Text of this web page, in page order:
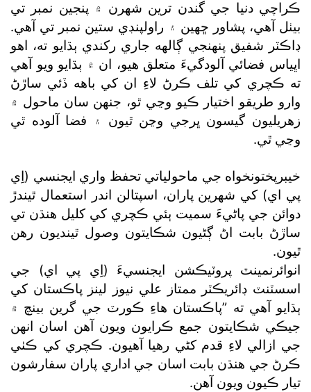
ڪراچي دنيا جي گندن ترين شهرن ۾ پنجين نمبر تي
بيٺل آهي، پشاور ڇهين ۽ راولپنڊي ستين نمبر تي آهي.
ڊاڪٽر شفيق پنهنجي ڳالهه جاري رکندي ٻڌايو ته، اهو
اڀياس فضائي آلودگيءَ متعلق هيو، ان ۾ ٻڌايو ويو آهي
ته ڪچري کي تلف ڪرڻ لاءِ ان کي باهه ڏئي ساڙڻ
وارو طريقو اختيار ڪيو وڃي ٿو، جنهن سان ماحول ۾
زهريليون گيسون ڀرجي وڃن ٿيون ۽ فضا آلوده ٿي
وڃي ٿي.
خيبرپختونخواه جي ماحولياتي تحفظ واري ايجنسي (اِي
پي اي) کي شهرين پاران، اسپتالن اندر استعمال ٿيندڙ
دوائن جي پاڻيءَ سميت ٻئي ڪچري کي کليل هنڌن تي
ساڙڻ بابت اڻ ڳڻيون شڪايتون وصول ٿينديون رهن
ٿيون.
انوائرنمينٽ پروٽيڪشن ايجنسيءَ (اِي پي اي) جي
اسسٽنٽ ڊائريڪٽر ممتاز علي نيوز لينز پاڪستان کي
ٻڌايو آهي ته ”پاڪستان هاءِ ڪورٽ جي گرين بينچ ۾
جيڪي شڪايتون جمع ڪرايون ويون آهن اسان انهن
جي ازالي لاءِ قدم کڻي رهيا آهيون. ڪچري کي ڪٺي
ڪرڻ جي هنڌن بابت اسان جي اداري پاران سفارشون
تيار ڪيون ويون آهن.